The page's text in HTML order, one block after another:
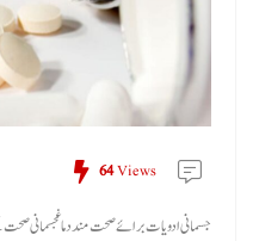
64Views
جسمانی ادویات برائے صحت مند دماغجسمانی